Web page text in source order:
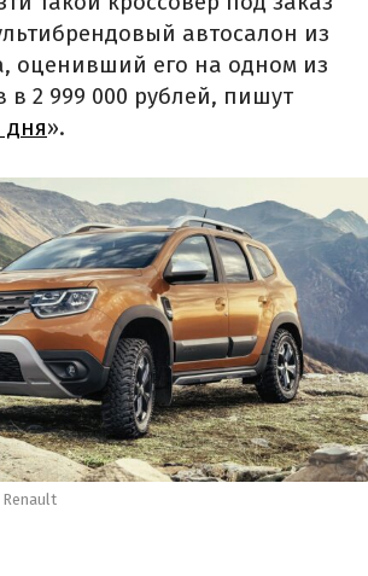
автосалон из
оценивший его на одном из
в 2 999 000 рублей, пишут
дня».